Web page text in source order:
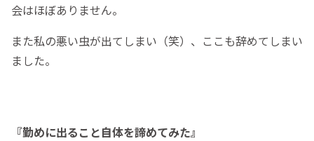
会はほぼありません。
また私の悪い虫が出てしまい（笑）、ここも辞めてしまい
ました。
『勤めに出ること自体を諦めてみた』